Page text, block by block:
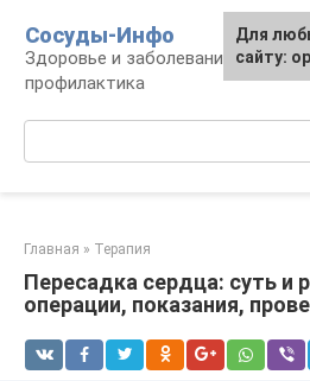
контенту
Сосуды-Инфо
Здоровье и заболевания
профилактика
Главная » Терапия
Пересадка сердца: суть и
операции, показания,
Для
сайту: